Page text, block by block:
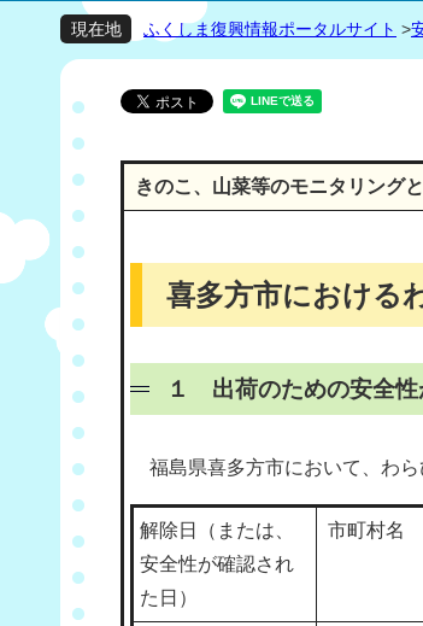
現在地 ふくしま復興情報ポータルサイト >
きのこ、山菜等のモニタリング
喜多方市における
１ 出荷のための安全性
福島県喜多方市において、わら
解除日（または、
安全性が確認され
た日）
市町村名